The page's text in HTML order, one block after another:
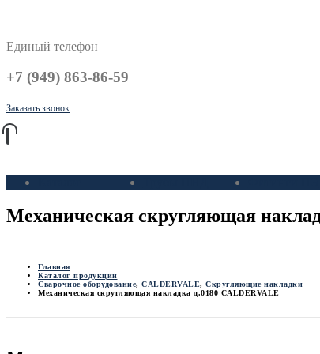
Единый телефон
+7 (949) 863-86-59
Заказать звонок
Механическая скругляющая
Главная
Каталог продукции
Сварочное оборудование, CALDERVALE, Скругляющие накладки
Механическая скругляющая накладка д.0180 CALDERVALE